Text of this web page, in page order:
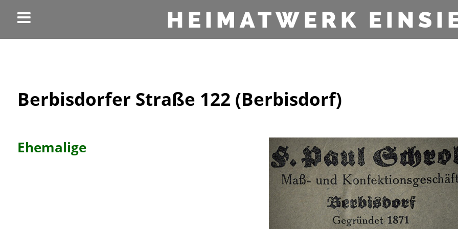
HEIMATWERK
Berbisdorfer Straße 122 (Berbisdorf)
Ehemalige